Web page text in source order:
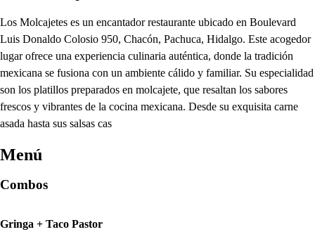
Los Molcajetes es un encantador restaurante ubicado en Boulevard
Luis Donaldo Colosio 950, Chacón, Pachuca, Hidalgo. Este acogedor
lugar ofrece una experiencia culinaria auténtica, donde la tradición
mexicana se fusiona con un ambiente cálido y familiar. Su especialidad
son los platillos preparados en molcajete, que resaltan los sabores
frescos y vibrantes de la cocina mexicana. Desde su exquisita carne
asada hasta sus salsas cas
Menú
Combos
Gringa + Taco Pastor